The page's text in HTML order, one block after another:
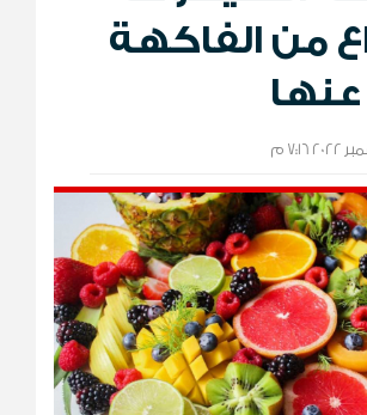
من الفاكهة
عنها